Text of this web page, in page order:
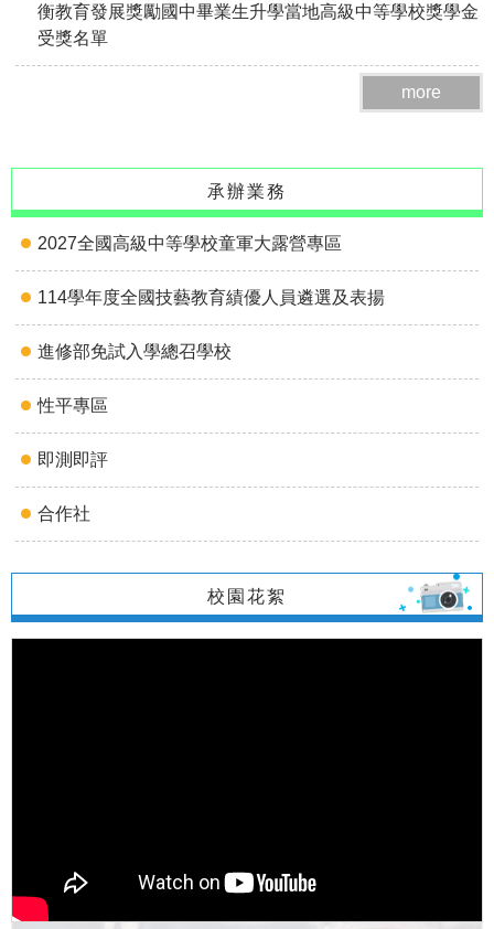
衡教育發展獎勵國中畢業生升學當地高級中等學校獎學金
受獎名單
more
承辦業務
2027全國高級中等學校童軍大露營專區
114學年度全國技藝教育績優人員遴選及表揚
進修部免試入學總召學校
性平專區
即測即評
合作社
校園花絮